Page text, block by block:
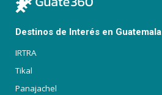
Destinos de Interés en Guatemala
IRTRA
Tikal
Panajachel